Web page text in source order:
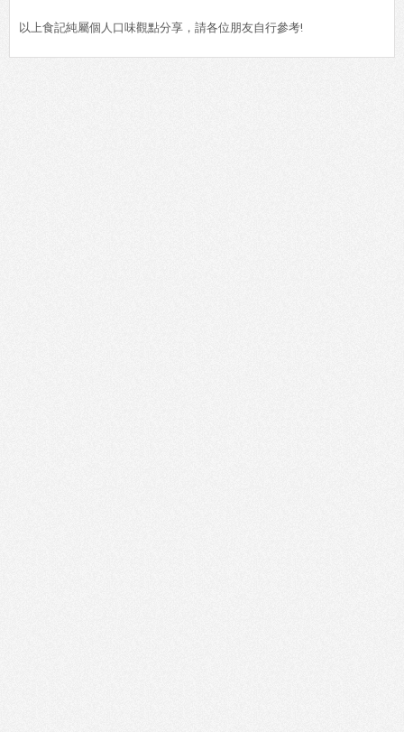
以上食記純屬個人口味觀點分享，請各位朋友自行參考!